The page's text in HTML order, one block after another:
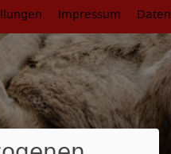
Impressum